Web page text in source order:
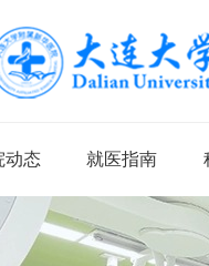
动态 就医指南